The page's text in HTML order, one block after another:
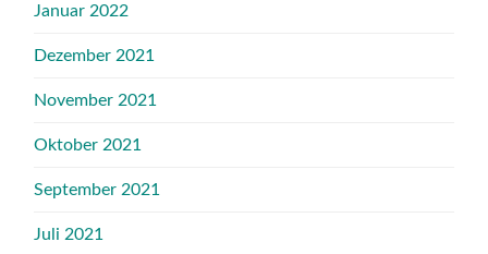
Januar 2022
Dezember 2021
November 2021
Oktober 2021
September 2021
Juli 2021